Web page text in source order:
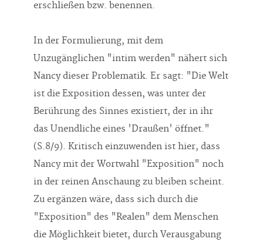
Unzugänglichen "intim werden" nähert sich
Nancy dieser Problematik. Er sagt: "Die Welt
ist die Exposition dessen, was unter der
Berührung des Sinnes existiert, der in ihr
das Unendliche eines 'Draußen' öffnet."
(S.8/9). Kritisch einzuwenden ist hier, dass
Nancy mit der Wortwahl "Exposition" noch
in der reinen Anschaung zu bleiben scheint.
Zu ergänzen wäre, dass sich durch die
"Exposition" des "Realen" dem Menschen
die Möglichkeit bietet, durch Verausgabung
von geistiger und praktischer Arbeitskraft